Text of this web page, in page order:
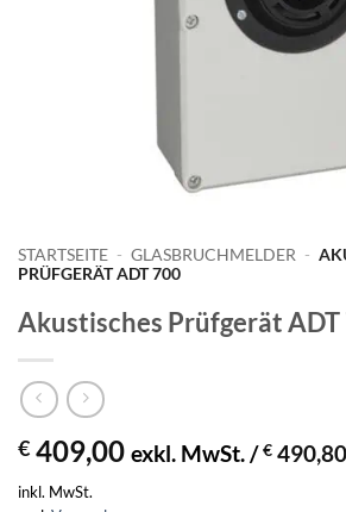
STARTSEITE - GLASBRUCHMELDER -
PRÜFGERÄT ADT 700
Akustisches Prüfgerät ADT
€ 409,00 exkl. MwSt. /€ 490,80
inkl. MwSt.